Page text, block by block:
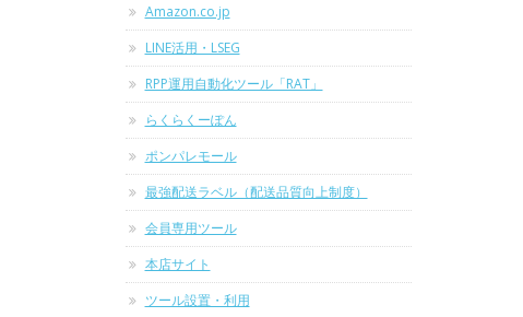
Amazon.co.jp
LINE活用・LSEG
RPP運用自動化ツール「RAT」
らくらくーぽん
ポンパレモール
最強配送ラベル（配送品質向上制度）
会員専用ツール
本店サイト
ツール設置・利用